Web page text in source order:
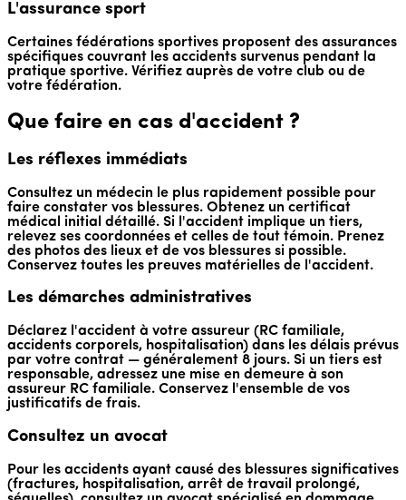
L'assurance sport
Certaines fédérations sportives proposent des assurances
spécifiques couvrant les accidents survenus pendant la
pratique sportive. Vérifiez auprès de votre club ou de
votre fédération.
Que faire en cas d'accident ?
Les réflexes immédiats
Consultez un médecin le plus rapidement possible pour
faire constater vos blessures. Obtenez un certificat
médical initial détaillé. Si l'accident implique un tiers,
relevez ses coordonnées et celles de tout témoin. Prenez
des photos des lieux et de vos blessures si possible.
Conservez toutes les preuves matérielles de l'accident.
Les démarches administratives
Déclarez l'accident à votre assureur (RC familiale,
accidents corporels, hospitalisation) dans les délais prévus
par votre contrat — généralement 8 jours. Si un tiers est
responsable, adressez une mise en demeure à son
assureur RC familiale. Conservez l'ensemble de vos
justificatifs de frais.
Consultez un avocat
Pour les accidents ayant causé des blessures significatives
(fractures, hospitalisation, arrêt de travail prolongé,